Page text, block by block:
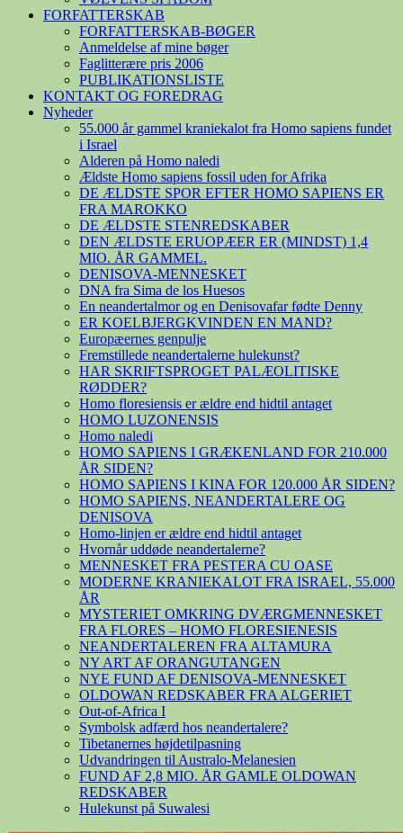
FORFATTERSKAB
FORFATTERSKAB-BØGER
Anmeldelse af mine bøger
Faglitterære pris 2006
PUBLIKATIONSLISTE
KONTAKT OG FOREDRAG
Nyheder
55.000 år gammel kraniekalot fra Homo sapiens fundet
i Israel
Alderen på Homo naledi
Ældste Homo sapiens fossil uden for Afrika
DE ÆLDSTE SPOR EFTER HOMO SAPIENS ER
FRA MAROKKO
DE ÆLDSTE STENREDSKABER
DEN ÆLDSTE ERUOPÆER ER (MINDST) 1,4
MIO. ÅR GAMMEL.
DENISOVA-MENNESKET
DNA fra Sima de los Huesos
En neandertalmor og en Denisovafar fødte Denny
ER KOELBJERGKVINDEN EN MAND?
Europæernes genpulje
Fremstillede neandertalerne hulekunst?
HAR SKRIFTSPROGET PALÆOLITISKE
RØDDER?
Homo floresiensis er ældre end hidtil antaget
HOMO LUZONENSIS
Homo naledi
HOMO SAPIENS I GRÆKENLAND FOR 210.000
ÅR SIDEN?
HOMO SAPIENS I KINA FOR 120.000 ÅR SIDEN?
HOMO SAPIENS, NEANDERTALERE OG
DENISOVA
Homo-linjen er ældre end hidtil antaget
Hvornår uddøde neandertalerne?
MENNESKET FRA PESTERA CU OASE
MODERNE KRANIEKALOT FRA ISRAEL, 55.000
ÅR
MYSTERIET OMKRING DVÆRGMENNESKET
FRA FLORES – HOMO FLORESIENESIS
NEANDERTALEREN FRA ALTAMURA
NY ART AF ORANGUTANGEN
NYE FUND AF DENISOVA-MENNESKET
OLDOWAN REDSKABER FRA ALGERIET
Out-of-Africa I
Symbolsk adfærd hos neandertalere?
Tibetanernes højdetilpasning
Udvandringen til Australo-Melanesien
FUND AF 2,8 MIO. ÅR GAMLE OLDOWAN
REDSKABER
Hulekunst på Suwalesi